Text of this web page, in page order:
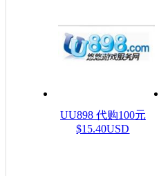
UU898 代购100元
$15.40USD